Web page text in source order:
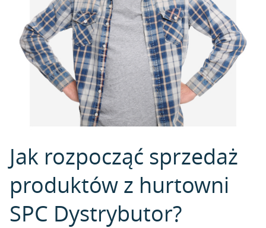
Jak rozpocząć sprzedaż
produktów z hurtowni
SPC Dystrybutor?